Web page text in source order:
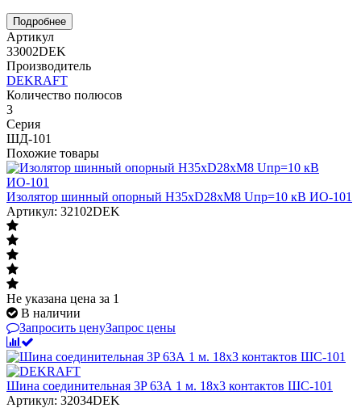
Подробнее
Артикул
33002DEK
Производитель
DEKRAFT
Количество полюсов
3
Серия
ШД-101
Похожие товары
Изолятор шинный опорный H35xD28xM8 Uпр=10 кВ ИО-101
Артикул: 32102DEK
Не указана цена за 1
В наличии
Запросить ценуЗапрос цены
Шина соединительная 3P 63А 1 м. 18х3 контактов ШС-101
Артикул: 32034DEK